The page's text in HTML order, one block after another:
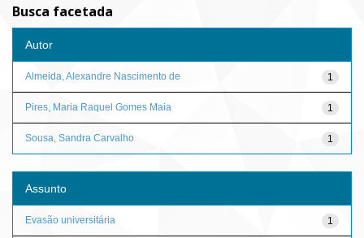
Busca facetada
Autor
1
Almeida, Alexandre Nascimento de
1
Pires, Maria Raquel Gomes Maia
1
Sousa, Sandra Carvalho
Assunto
1
Evasão universitária